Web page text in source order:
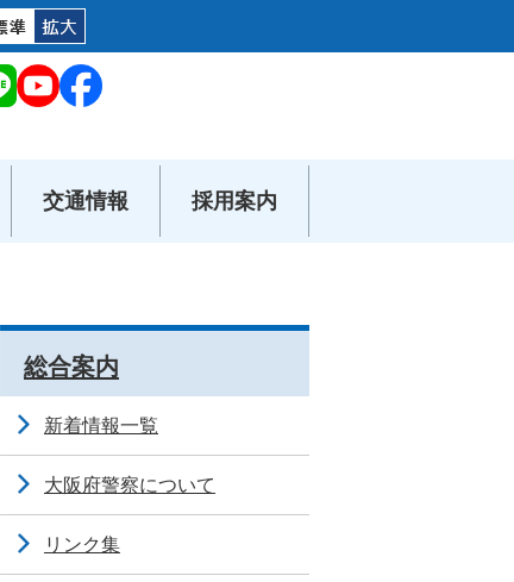
交通情報 採用案内
総合案内
新着情報一覧
大阪府警察について
リンク集